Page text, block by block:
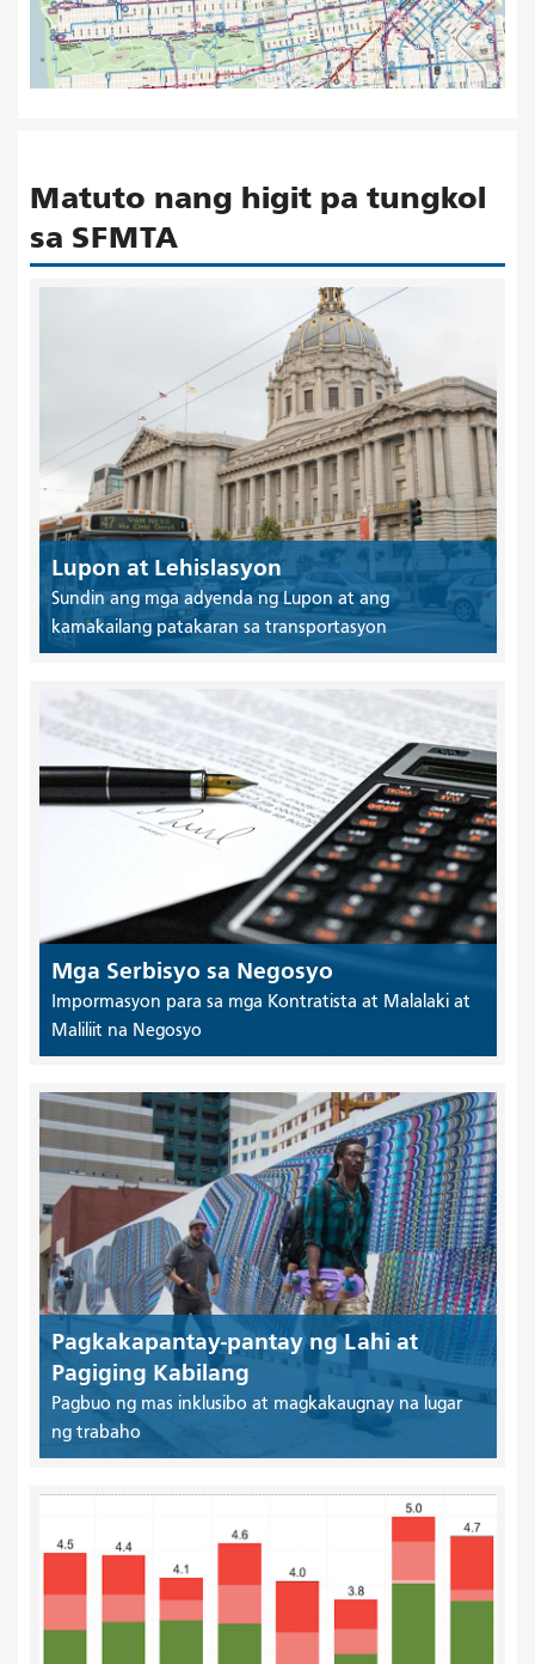
Matuto nang higit pa tungkol
sa SFMTA
Lupon at Lehislasyon
Sundin ang mga adyenda ng Lupon at ang
kamakailang patakaran sa transportasyon
Mga Serbisyo sa Negosyo
Impormasyon para sa mga Kontratista at Malalaki at
Maliliit na Negosyo
Pagkakapantay-pantay ng Lahi at
Pagiging Kabilang
Pagbuo ng mas inklusibo at magkakaugnay na lugar
ng trabaho